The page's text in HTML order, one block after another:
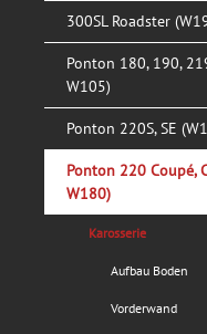
300SL Roadster
Ponton 180, 190,
W105)
Ponton 220S, SE
Ponton 220 Coupé,
W180)
Karosserie
Aufbau Boden
Vorderwand